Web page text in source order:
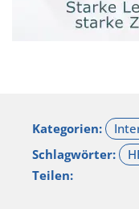
Kategorien:
Schlagwörter:
Teilen: